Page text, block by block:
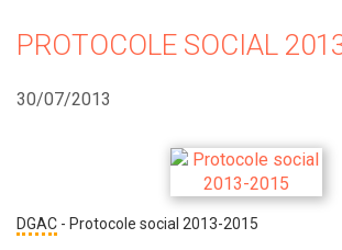
PROTOCOLE SOCIAL
30/07/2013
DGAC - Protocole social 2013-2015